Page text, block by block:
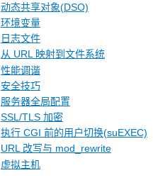
动态共享对象(DSO)
环境变量
日志文件
从 URL 映射到文件系统
性能调谐
安全技巧
服务器全局配置
SSL/TLS 加密
执行 CGI 前的用户切换(suEXEC)
URL 改写与 mod_rewrite
虚拟主机